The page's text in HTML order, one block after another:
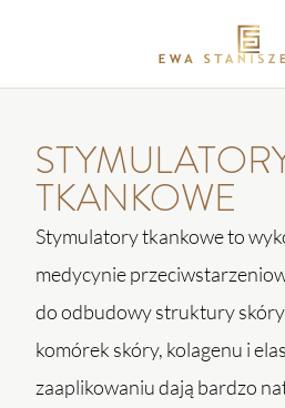
TKANKOWE
Stymulatory tkankowe to
medycynie
do odbudowy struktury
komórek skóry, kolagenu i
zaaplikowaniu dają bardzo